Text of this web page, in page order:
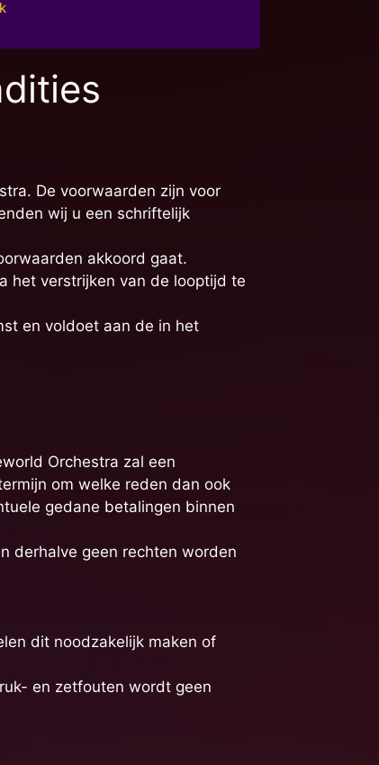
De voorwaarden zijn voor
wij u een schriftelijk
akkoord gaat.
het verstrijken van de looptijd te
en voldoet aan de in het
Orchestra zal een
om welke reden dan ook
gedane betalingen binnen
derhalve geen rechten worden
dit noodzakelijk maken of
en zetfouten wordt geen